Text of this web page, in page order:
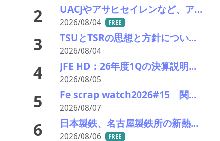
2 UACJやアサヒセイレンなど、アルミニウムのアップグレードリサイクル実用化開発を開始
2026/08/04 FREE
3 TSUとTSRの思想と方針について考える
2026/08/04
4 JFE HD：26年度1Qの決算説明会を開催。売上高のみ上方修正
2026/08/05
5 Fe scrap watch2026#15 関東鉄源続落で東京製鐵が追従－在庫も潤沢で国内の下げ基調色濃く
2026/08/07
6 日本製鉄、名古屋製鉄所の新熱延ラインを竣工
2026/08/06 FREE